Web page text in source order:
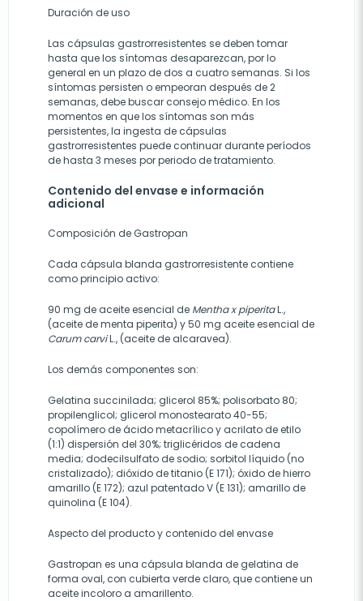
Duración de uso
Las cápsulas gastrorresistentes se deben tomar
hasta que los síntomas desaparezcan, por lo
general en un plazo de dos a cuatro semanas. Si los
síntomas persisten o empeoran después de 2
semanas, debe buscar consejo médico. En los
momentos en que los síntomas son más
persistentes, la ingesta de cápsulas
gastrorresistentes puede continuar durante períodos
de hasta 3 meses por periodo de tratamiento.
Contenido del envase e información
adicional
Composición de Gastropan
Cada cápsula blanda gastrorresistente contiene
como principio activo:
90 mg de aceite esencial de Mentha x piperitaL.,
(aceite de menta piperita) y 50 mg aceite esencial de
Carum carviL., (aceite de alcaravea).
Los demás componentes son:
Gelatina succinilada; glicerol 85%; polisorbato 80;
propilenglicol; glicerol monostearato 40-55;
copolímero de ácido metacrílico y acrilato de etilo
(1:1) dispersión del 30%; triglicéridos de cadena
media; dodecilsulfato de sodio; sorbitol líquido (no
cristalizado); dióxido de titanio (E 171); óxido de hierro
amarillo (E 172); azul patentado V (E 131); amarillo de
quinolina (E 104).
Aspecto del producto y contenido del envase
Gastropan es una cápsula blanda de gelatina de
forma oval, con cubierta verde claro, que contiene un
aceite incoloro a amarillento.